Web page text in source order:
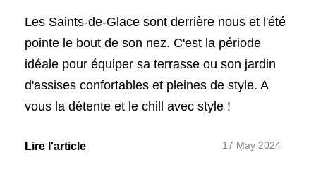
Les Saints-de-Glace sont derrière nous et l'été
pointe le bout de son nez. C'est la période
idéale pour équiper sa terrasse ou son jardin
d'assises confortables et pleines de style. A
vous la détente et le chill avec style !
Lire l'article 17 May 2024